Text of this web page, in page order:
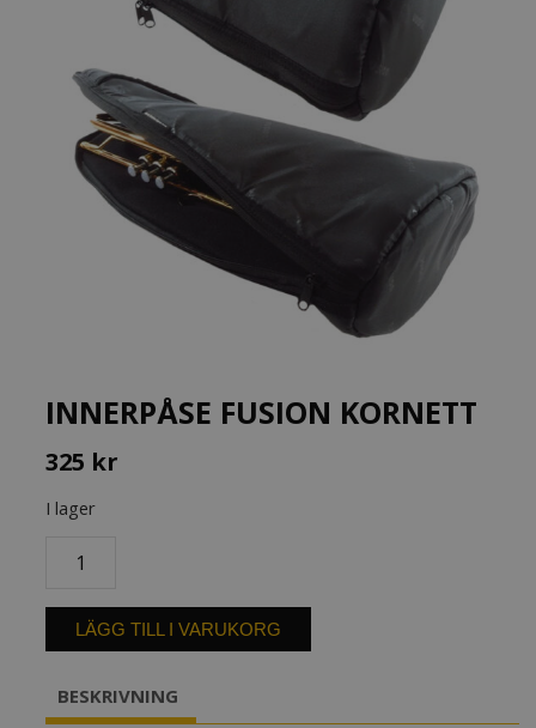
INNERPÅSE FUSION KORNETT
325 kr
I lager
Fusion
Kornett
mängd
LÄGG TILL I VARUKORG
BESKRIVNING